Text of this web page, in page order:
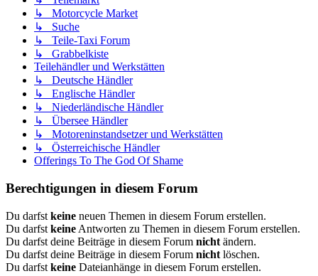
↳ Motorcycle Market
↳ Suche
↳ Teile-Taxi Forum
↳ Grabbelkiste
Teilehändler und Werkstätten
↳ Deutsche Händler
↳ Englische Händler
↳ Niederländische Händler
↳ Übersee Händler
↳ Motoreninstandsetzer und Werkstätten
↳ Österreichische Händler
Offerings To The God Of Shame
Berechtigungen in diesem Forum
Du darfst keine neuen Themen in diesem Forum erstellen.
Du darfst keine Antworten zu Themen in diesem Forum erstellen.
Du darfst deine Beiträge in diesem Forum nicht ändern.
Du darfst deine Beiträge in diesem Forum nicht löschen.
Du darfst keine Dateianhänge in diesem Forum erstellen.